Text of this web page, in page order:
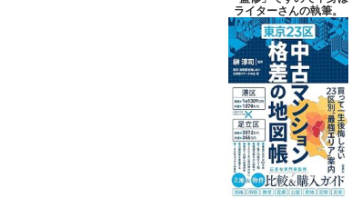
ライターさんの執筆。